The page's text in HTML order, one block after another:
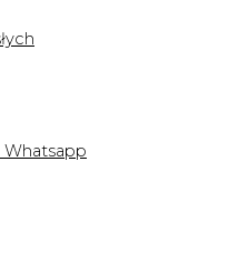
Whatsapp